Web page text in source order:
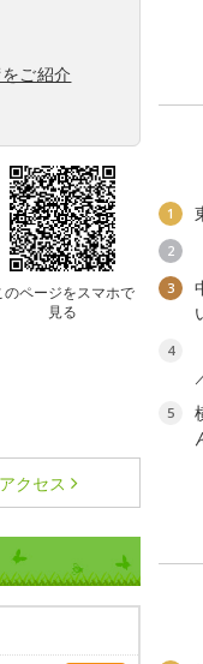
ご紹介
のページをスマホで
見る
クセス
1
2
3
4
5